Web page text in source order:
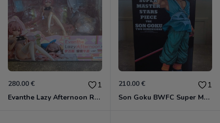
280.00 € 1
Evanthe Lazy Afternoon Red Pride of Eden
210.00 € 1
Son Goku BWFC Super Master Stars